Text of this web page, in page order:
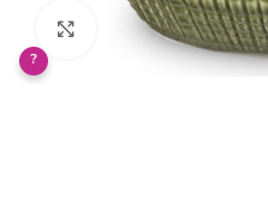
Klikněte pro zvětšení
?